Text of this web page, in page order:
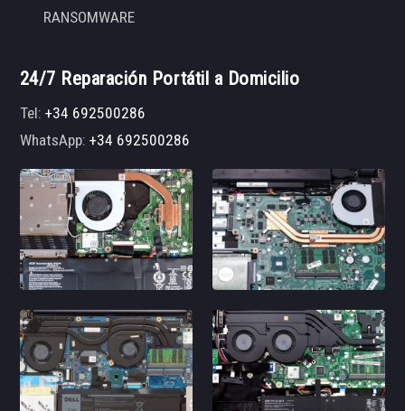
RANSOMWARE
24/7 Reparación Portátil a Domicilio
Tel:+34 692500286
WhatsApp:+34 692500286